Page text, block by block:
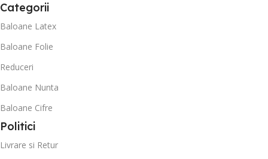
Categorii
Baloane Latex
Baloane Folie
Reduceri
Baloane Nunta
Baloane Cifre
Politici
Livrare si Retur